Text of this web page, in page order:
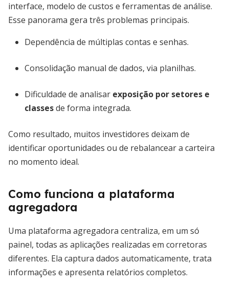
interface, modelo de custos e ferramentas de análise.
Esse panorama gera três problemas principais.
Dependência de múltiplas contas e senhas.
Consolidação manual de dados, via planilhas.
Dificuldade de analisar exposição por setores e
classesde forma integrada.
Como resultado, muitos investidores deixam de
identificar oportunidades ou de rebalancear a carteira
no momento ideal.
Como funciona a plataforma
agregadora
Uma plataforma agregadora centraliza, em um só
painel, todas as aplicações realizadas em corretoras
diferentes. Ela captura dados automaticamente, trata
informações e apresenta relatórios completos.